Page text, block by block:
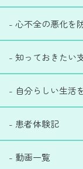
- 心不全の悪化を
- 知っておきたい
- 自分らしい生活
- 患者体験記
- 動画一覧